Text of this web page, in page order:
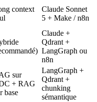
context
Claude Sonnet
5 + Make / n8n
Claude +
Qdrant +
LangGraph ou
n8n
sur
+ RAG
base
LangGraph +
Qdrant +
chunking
sémantique